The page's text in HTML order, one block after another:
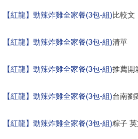
【紅龍】勁辣炸雞全家餐(3包-組)比較文
【紅龍】勁辣炸雞全家餐(3包-組)清單
【紅龍】勁辣炸雞全家餐(3包-組)推薦開
【紅龍】勁辣炸雞全家餐(3包-組)台南劉
【紅龍】勁辣炸雞全家餐(3包-組)粽子